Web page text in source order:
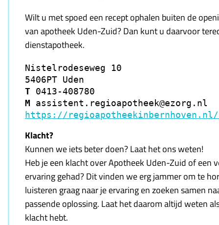
Wilt u met spoed een recept ophalen buiten de
van apotheek Uden-Zuid? Dan kunt u daarvoor
dienstapotheek.
Nistelrodeseweg 10
T
M
https://
Klacht?
Kunnen we iets beter doen? Laat het ons weten!
Heb je een klacht over Apotheek Uden-Zuid of een
ervaring gehad? Dit vinden we erg jammer om te
luisteren graag naar je ervaring en zoeken samen
passende oplossing. Laat het daarom altijd weten
klacht hebt.